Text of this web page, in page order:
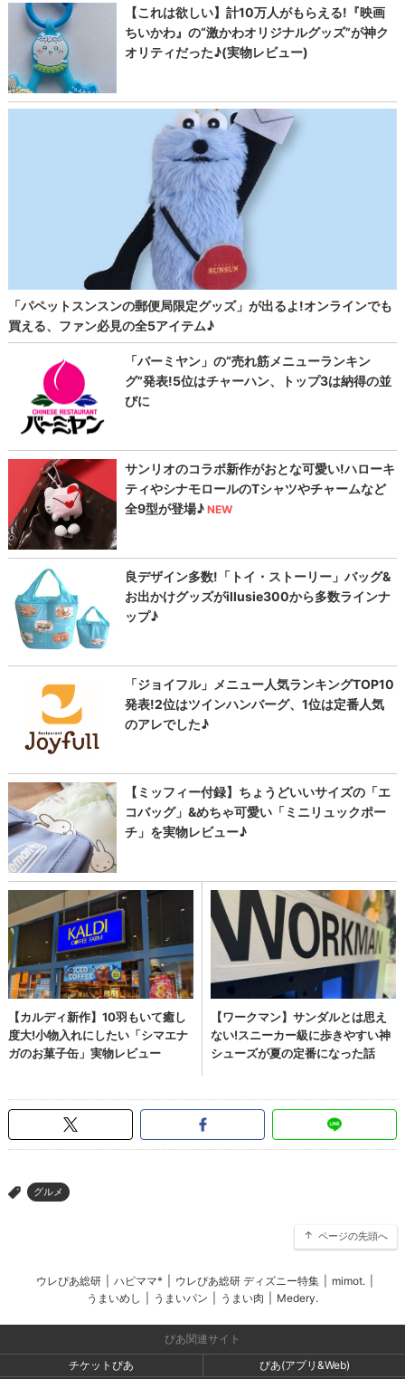
> グルメ
ページの先頭へ
ウレぴあ総研 ハピママ* ウレぴあ総研 ディズニー特集 mimot.
うまいめし
うまいパン うまい肉 Medery.
ぴあ関連サイト
チケットぴあ
ぴあ(アプリ&Web)